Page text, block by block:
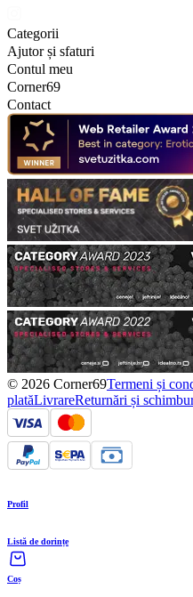
Categorii
Ajutor și sfaturi
Contul meu
Corner69
Contact
© 2026 Corner69Termeni și
platăLivrareReturnări și
Profil
Listă de dorințe
Coș